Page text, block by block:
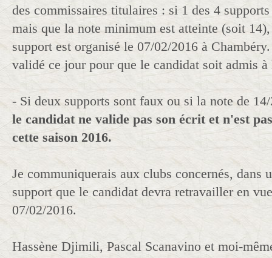
des commissaires titulaires : si 1 des 4
mais que la note minimum est atteinte (soit
support est organisé le 07/02/2016 à
validé ce jour pour que le candidat soit admis
- Si deux supports sont faux ou si la note de
le candidat ne valide pas son écrit et n'est
cette saison 2016.
Je communiquerais aux clubs concernés, dans
support que le candidat devra retravailler en
07/02/2016.
Hassène Djimili, Pascal Scanavino et moi-